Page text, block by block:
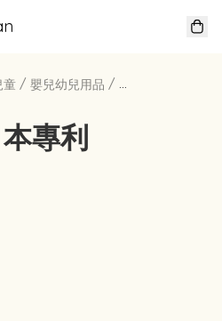
童 / 嬰兒幼兒用品 / 屁屁噴霧 | 日本專
專利